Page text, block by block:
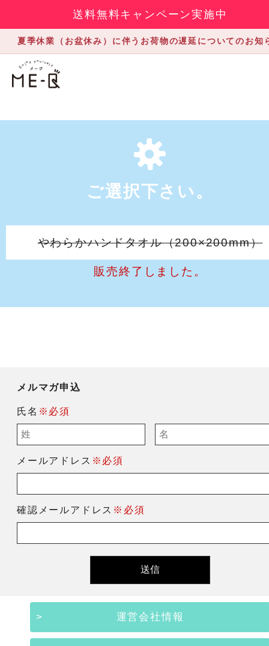
送料無料キャンペーン実施中
夏季休業（お盆休み）に伴うお荷物の遅延についてのお知
ご選択下さい。
やわらかハンドタオル（200×200mm）
販売終了しました。
メルマガ申込
氏名 ※必須
メールアドレス ※必須
確認メールアドレス ※必須
運営会社情報